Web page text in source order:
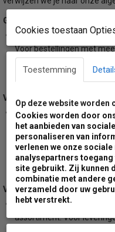
Geschatte levertijd:
De levertijd van dit product
Voor bestellingen met
dan contact met ons op via
Verzendmethode:
Dit product wordt tot en
per DPD
artikelen zal de levering
transport. Hierbij dien je
door de ontvanger gelost
Verzendkosten:
Wij rekenen minimale
assortiment. Voor
Cookies toestaan
Toestemming
Op deze website
Cookies worden door
het aanbieden van
personaliseren van
verlenen we onze
analysepartners
site gebruikt. Zij kunnen
combinatie met andere
verzameld door uw
hebt verstrekt.